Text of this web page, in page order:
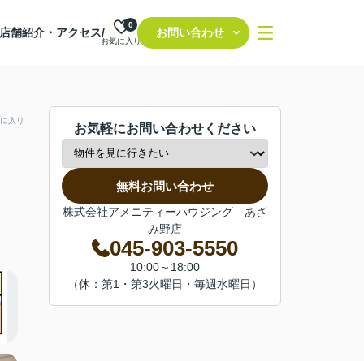
店舗紹介・アクセス/
お気に入り
0
お問い合わせ
入り
お気軽にお問い合わせください
無料お問い合わせ
株式会社アメニティーハウジング あざ
み野店
045-903-5550
10:00～18:00
（休：第1・第3火曜日・毎週水曜日）